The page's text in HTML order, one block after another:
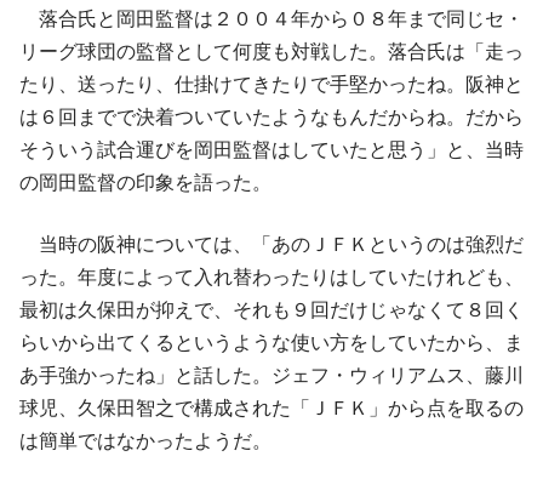
落合氏と岡田監督は２００４年から０８年まで同じセ・
リーグ球団の監督として何度も対戦した。落合氏は「走っ
たり、送ったり、仕掛けてきたりで手堅かったね。阪神と
は６回までで決着ついていたようなもんだからね。だから
そういう試合運びを岡田監督はしていたと思う」と、当時
の岡田監督の印象を語った。
当時の阪神については、「あのＪＦＫというのは強烈だ
った。年度によって入れ替わったりはしていたけれども、
最初は久保田が抑えで、それも９回だけじゃなくて８回く
らいから出てくるというような使い方をしていたから、ま
あ手強かったね」と話した。ジェフ・ウィリアムス、藤川
球児、久保田智之で構成された「ＪＦＫ」から点を取るの
は簡単ではなかったようだ。